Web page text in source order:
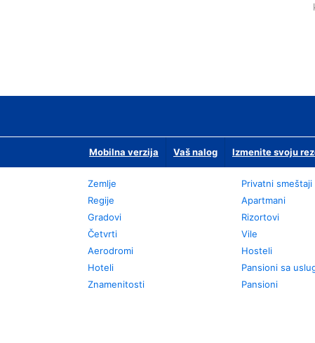
Mobilna verzija Vaš nalog Izmenite svoju
Zemlje
Regije
Gradovi
Četvrti
Aerodromi
Hoteli
Znamenitosti
Privatni smeštaji
Apartmani
Rizortovi
Vile
Hosteli
Pansioni sa
Pansioni